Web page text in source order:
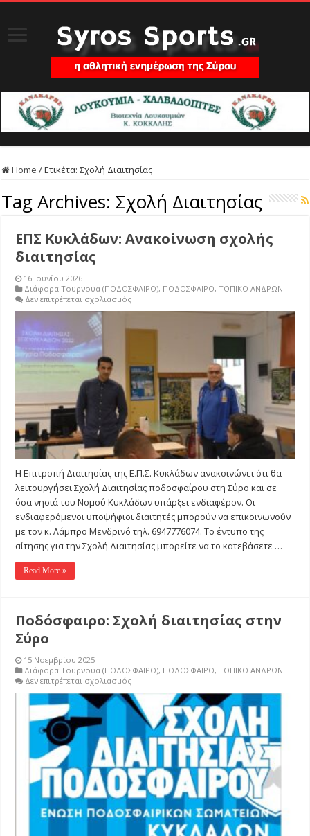
Home /Ετικέτα:Σχολή Διαιτησίας
Tag Archives: Σχολή Διαιτησίας
ΕΠΣ Κυκλάδων: Ανακοίνωση σχολής
διαιτησίας
16 Ιουνίου 2026
Διάφορα Τουρνουα (ΠΟΔΟΣΦΑΙΡΟ), ΠΟΔΟΣΦΑΙΡΟ,ΤΟΠΙΚΟ ΑΝΔΡΩΝ
Δεν επιτρέπεται σχολιασμόςστο
Ανακοίνωση
Η Επιτροπή Διαιτησίας της Ε.Π.Σ. Κυκλάδων ανακοινώνει ότι θα
λειτουργήσει Σχολή Διαιτησίας ποδοσφαίρου στη Σύρο και σε
όσα νησιά του Νομού Κυκλάδων υπάρξει ενδιαφέρον. Οι
ενδιαφερόμενοι υποψήφιοι διαιτητές μπορούν να επικοινωνούν
με τον κ. Λάμπρο Μενδρινό τηλ. 6947776074. Το έντυπο της
αίτησης για την Σχολή Διαιτησίας μπορείτε να το κατεβάσετε …
Read More »
Ποδόσφαιρο: Σχολή διαιτησίας στην
Σύρο
15 Νοεμβρίου 2025
Διάφορα Τουρνουα (ΠΟΔΟΣΦΑΙΡΟ), ΠΟΔΟΣΦΑΙΡΟ,ΤΟΠΙΚΟ ΑΝΔΡΩΝ
Δεν επιτρέπεται σχολιασμόςστο
Ποδόσφαιρο:
Σχολή
διαιτησίας
στην
Σύρο